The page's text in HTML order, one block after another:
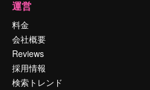
運営
料金
会社概要
Reviews
採用情報
検索トレンド